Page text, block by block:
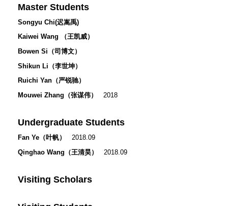
Master Students
Songyu Chi(迟嵩禹)
Kaiwei Wang （王凯威）
Bowen Si（司博文）
Shikun Li（李世坤）
Ruichi Yan（严锐驰）
Mouwei Zhang（张谋伟）
2018
Undergraduate Students
Fan Ye（叶帆）
2018.09
Qinghao Wang（王清昊）
2018.09
Visiting Scholars